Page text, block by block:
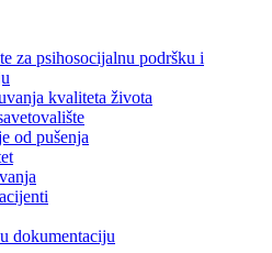
za psihosocijalnu podršku i
kvaliteta života
od pušenja
dokumentaciju